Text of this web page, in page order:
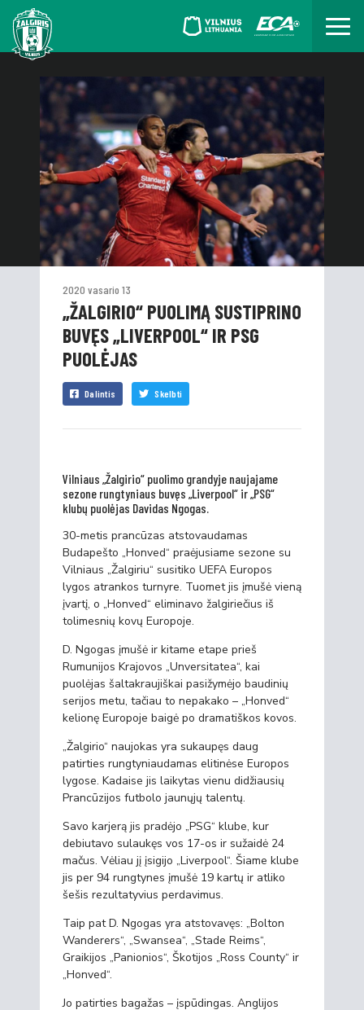
2020 vasario 13
„ŽALGIRIO“ PUOLIMĄ SUSTIPRINO
BUVĘS „LIVERPOOL“ IR PSG
PUOLĖJAS
Dalintis Skelbti
Vilniaus „Žalgirio“ puolimo grandyje naujajame
sezone rungtyniaus buvęs „Liverpool“ ir „PSG“
klubų puolėjas Davidas Ngogas.
30-metis prancūzas atstovaudamas
Budapešto „Honved“ praėjusiame sezone su
Vilniaus „Žalgiriu“ susitiko UEFA Europos
lygos atrankos turnyre. Tuomet jis įmušė vieną
įvartį, o „Honved“ eliminavo žalgiriečius iš
tolimesnių kovų Europoje.
D. Ngogas įmušė ir kitame etape prieš
Rumunijos Krajovos „Unversitatea“, kai
puolėjas šaltakraujiškai pasižymėjo baudinių
serijos metu, tačiau to nepakako – „Honved“
kelionę Europoje baigė po dramatiškos kovos.
„Žalgirio“ naujokas yra sukaupęs daug
patirties rungtyniaudamas elitinėse Europos
lygose. Kadaise jis laikytas vienu didžiausių
Prancūzijos futbolo jaunųjų talentų.
Savo karjerą jis pradėjo „PSG“ klube, kur
debiutavo sulaukęs vos 17-os ir sužaidė 24
mačus. Vėliau jį įsigijo „Liverpool“. Šiame klube
jis per 94 rungtynes įmušė 19 kartų ir atliko
šešis rezultatyvius perdavimus.
Taip pat D. Ngogas yra atstovavęs: „Bolton
Wanderers“, „Swansea“, „Stade Reims“,
Graikijos „Panionios“, Škotijos „Ross County“ ir
„Honved“.
Jo patirties bagažas – įspūdingas. Anglijos